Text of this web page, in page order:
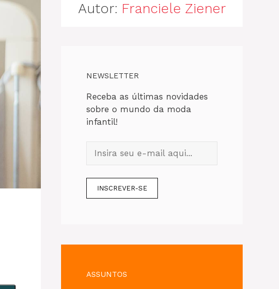
Autor: Franciele Ziener
NEWSLETTER
Receba as últimas novidades
sobre o mundo da moda
infantil!
ASSUNTOS